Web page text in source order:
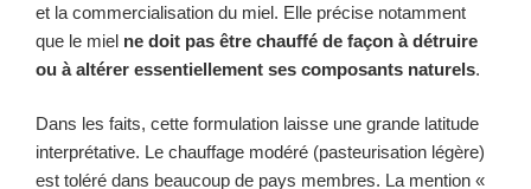
et la commercialisation du miel. Elle précise notamment
que le miel ne doit pas être chauffé de façon à détruire
ou à altérer essentiellement ses composants naturels.
Dans les faits, cette formulation laisse une grande latitude
interprétative. Le chauffage modéré (pasteurisation légère)
est toléré dans beaucoup de pays membres. La mention «